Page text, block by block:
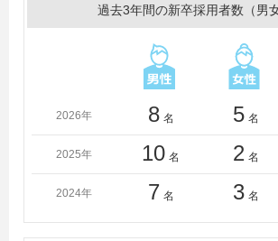
京、東京ＩＴ会計公務員専門学校大宮校
門学校、日本工学院八王子専門学校、日
校、横浜公務員＆ＩＴ会計専門学校
過去3年間の新卒採用者数（男女
2026年 8 名 5 名
2025年 10 名 2 名
2024年 7 名 3 名